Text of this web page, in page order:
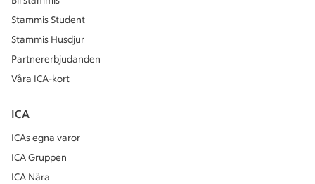
Stammis Student
Stammis Husdjur
Partnererbjudanden
Våra ICA-kort
ICA
ICAs egna varor
ICA Gruppen
ICA Nära